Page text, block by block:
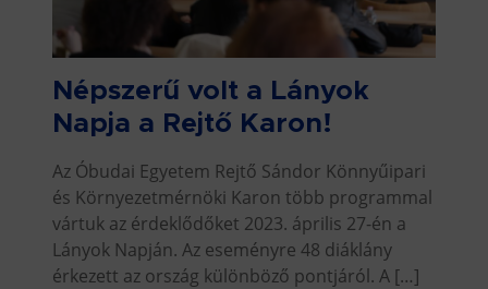
Népszerű volt a Lányok
Napja a Rejtő Karon!
Az Óbudai Egyetem Rejtő Sándor Könnyűipari
és Környezetmérnöki Karon több programmal
vártuk az érdeklődőket 2023. április 27-én a
Lányok Napján. Az eseményre 48 diáklány
érkezett az ország különböző pontjáról. A […]